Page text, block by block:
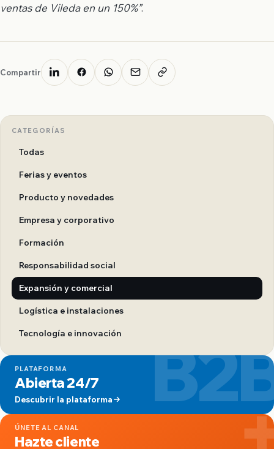
ventas de Vileda en un 150%”.
Compartir
CATEGORÍAS
Todas
Ferias y eventos
Producto y novedades
Empresa y corporativo
Formación
Responsabilidad social
Expansión y comercial
Logística e instalaciones
Tecnología e innovación
PLATAFORMA
Abierta 24/7
Descubrir la plataforma
ÚNETE AL CANAL
Hazte cliente